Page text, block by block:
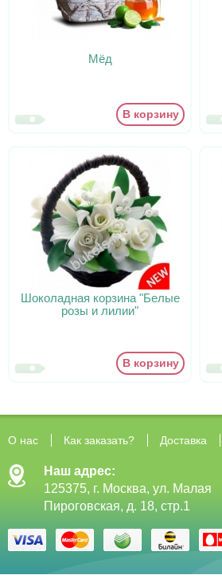
Мёд
В корзину
Шоколадная корзина "Белые
розы и лилии"
В корзину
О нас Как заказать? Доставка
Наш адрес:
125375, г. Москва, ул. Малая
Пироговская, д. 18, стр.1